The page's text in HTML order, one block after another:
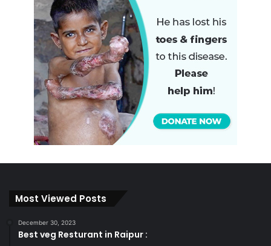
Most Viewed Posts
December 30, 2023
Best veg Resturant in Raipur :